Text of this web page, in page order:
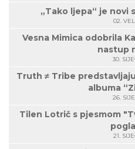
„Tako ljepa“ je novi
02.
Vesna Mimica odobrila
nastup
30.
Truth ≠ Tribe
albuma
26.
Tilen Lotrič s pjesmom
21.